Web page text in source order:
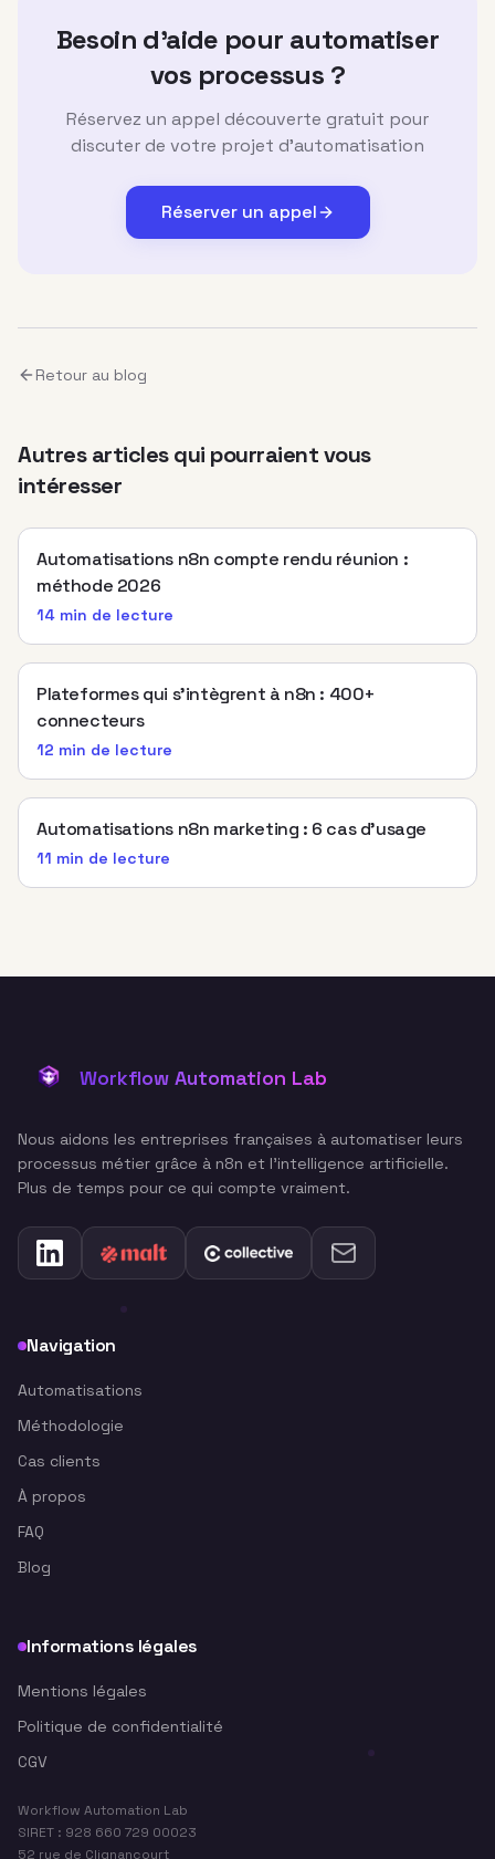
Besoin d'aide pour automatiser
vos processus ?
Réservez un appel découverte gratuit pour
discuter de votre projet d'automatisation
Réserver un appel
Retour au blog
Autres articles qui pourraient vous
intéresser
Automatisations n8n compte rendu réunion :
méthode 2026
14 min de lecture
Plateformes qui s’intègrent à n8n : 400+
connecteurs
12 min de lecture
Automatisations n8n marketing : 6 cas d’usage
11 min de lecture
Workflow Automation Lab
Nous aidons les entreprises françaises à automatiser leurs
processus métier grâce à n8n et l'intelligence artificielle.
Plus de temps pour ce qui compte vraiment.
Navigation
Automatisations
Méthodologie
Cas clients
À propos
FAQ
Blog
Informations légales
Mentions légales
Politique de confidentialité
CGV
Workflow Automation Lab
SIRET : 928 660 729 00023
52 rue de Clignancourt